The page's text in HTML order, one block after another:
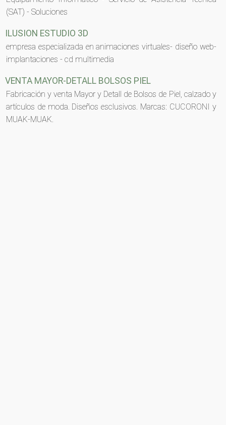
(SAT) - Soluciones
ILUSION ESTUDIO 3D
empresa especializada en animaciones virtuales- diseño web-
implantaciones - cd multimedia
VENTA MAYOR-DETALL BOLSOS PIEL
Fabricación y venta Mayor y Detall de Bolsos de Piel, calzado y
artículos de moda. Diseños esclusivos. Marcas: CUCORONI y
MUAK-MUAK.